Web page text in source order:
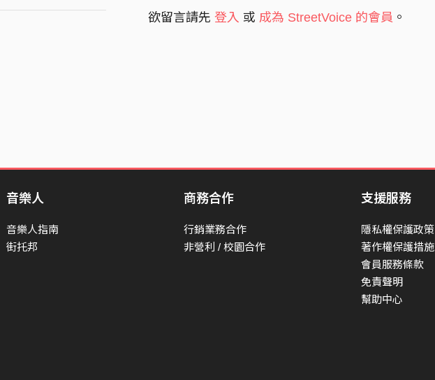
能否與你一會
卻還是沒有一點改變
欲留言請先 登入 或 成為 StreetVoice 的會員 。
音樂人
音樂人指南
街托邦
商務合作
行銷業務合作
非營利 / 校園合作
支援服務
隱私權保護政策
著作權保護措施
會員服務條款
免責聲明
幫助中心